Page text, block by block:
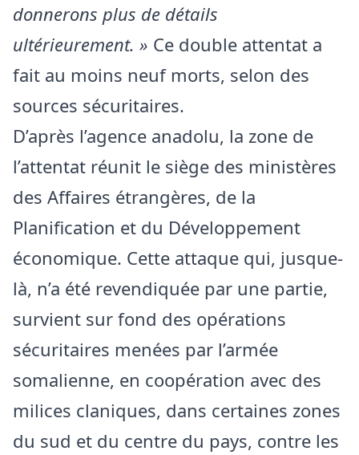
donnerons plus de détails
ultérieurement. » Ce double attentat a
fait au moins neuf morts, selon des
sources sécuritaires.
D’après l’agence anadolu, la zone de
l’attentat réunit le siège des ministères
des Affaires étrangères, de la
Planification et du Développement
économique. Cette attaque qui, jusque-
là, n’a été revendiquée par une partie,
survient sur fond des opérations
sécuritaires menées par l’armée
somalienne, en coopération avec des
milices claniques, dans certaines zones
du sud et du centre du pays, contre les